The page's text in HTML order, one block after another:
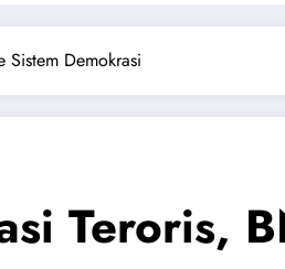
Sistem Demokrasi
Teroris,